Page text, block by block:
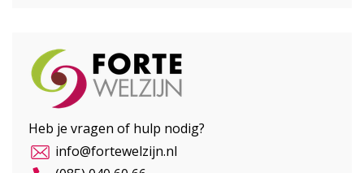
Heb je vragen of hulp nodig?
info@fortewelzijn.nl